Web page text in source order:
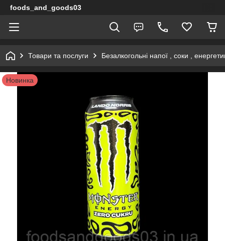
foods_and_goods03
Товари та послуги Безалкогольні напої , соки ,
Новинка